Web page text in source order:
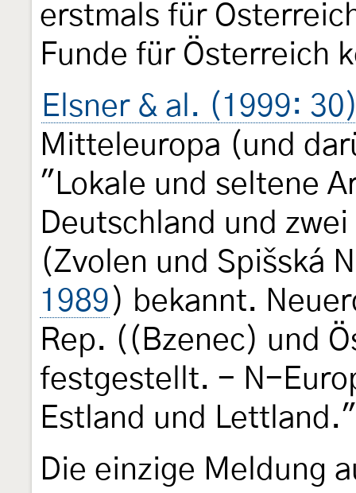
erstmals für
Funde für Österreich
Elsner & al. (1999:
Mitteleuropa (und
"Lokale und seltene
Deutschland und
(Zvolen und Spišská
1989 ) bekannt.
Rep. ((Bzenec) und
festgestellt. - N-
Estland und Lettland."
Die einzige Meldung